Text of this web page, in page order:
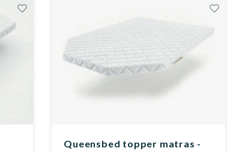
Queensbed topper matras -